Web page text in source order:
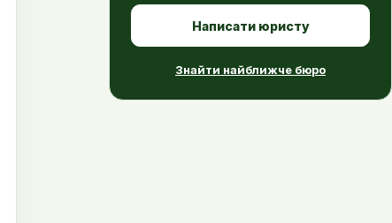
Написати юристу
Знайти найближче бюро